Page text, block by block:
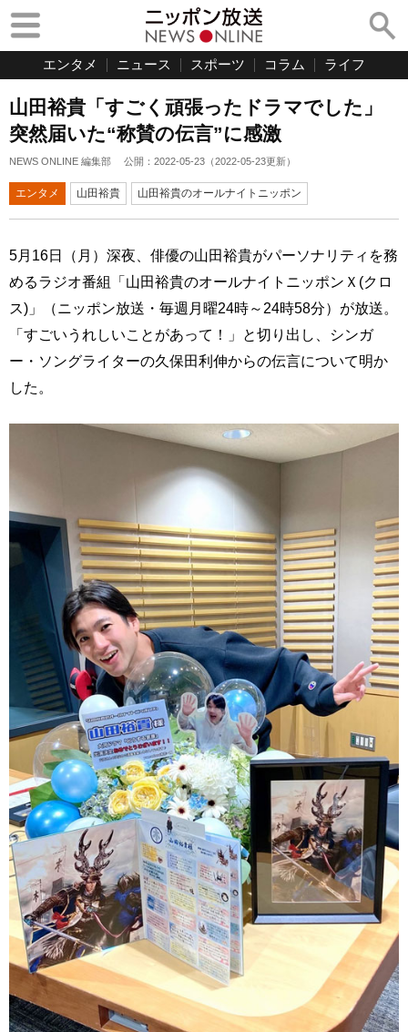
エンタメ ニュース スポーツ コラム ライフ
山田裕貴「すごく頑張ったドラマでした」
突然届いた“称賛の伝言”に感激
NEWS ONLINE 編集部 公開： 2022-05-23 （2022-05-23更新）
エンタメ 山田裕貴 山田裕貴のオールナイトニッポン
5月16日（月）深夜、俳優の山田裕貴がパーソナリティを務
めるラジオ番組「山田裕貴のオールナイトニッポンＸ(クロ
ス)」（ニッポン放送・毎週月曜24時～24時58分）が放送。
「すごいうれしいことがあって！」と切り出し、シンガ
ー・ソングライターの久保田利伸からの伝言について明か
した。